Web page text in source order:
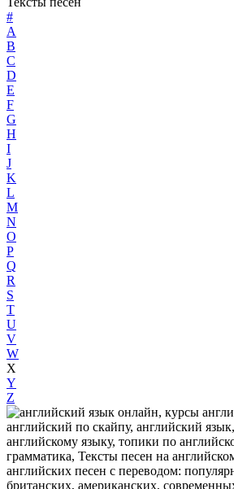
#
A
B
C
D
E
F
G
H
I
J
K
L
M
N
O
P
Q
R
S
T
U
V
W
X
Y
Z